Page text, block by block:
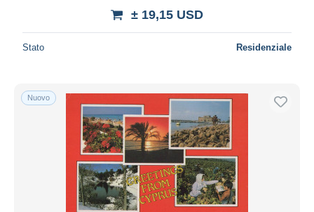
± 19,15 USD
Stato Residenziale
Nuovo